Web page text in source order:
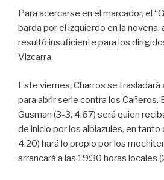
Para acercarse en el marcador, el
barda por el izquierdo en la novena,
resultó insuficiente para los
Vizcarra.
Este viernes, Charros se trasladará
para abrir serie contra los Cañeros.
Gusman (3-3, 4.67) será quien
de inicio por los albiazules, en tanto
4.20) hará lo propio por los
arrancará a las 19:30 horas locales